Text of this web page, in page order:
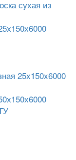
сухая из
25x150x6000